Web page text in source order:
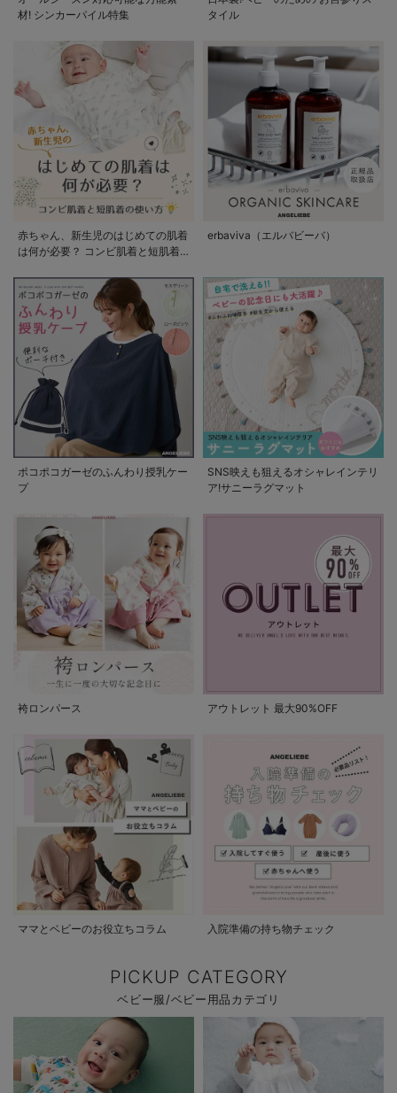
材! シンカーパイル特集
タイル
赤ちゃん、新生児のはじめての肌着
は何が必要？ コンビ肌着と短肌着
erbaviva（エルバビーバ）
ポコポコガーゼのふんわり授乳ケー
プ
SNS映えも狙えるオシャレインテリ
ア!サニーラグマット
袴ロンパース アウトレット 最大90%OFF
ママとベビーのお役立ちコラム 入院準備の持ち物チェック
PICKUP CATEGORY
ベビー服/ベビー用品カテゴリ